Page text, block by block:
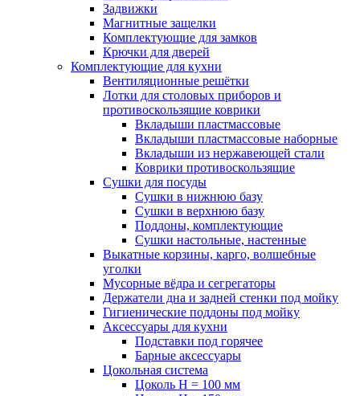
Задвижки
Магнитные защелки
Комплектующие для замков
Крючки для дверей
Комплектующие для кухни
Вентиляционные решётки
Лотки для столовых приборов и
противоскользящие коврики
Вкладыши пластмассовые
Вкладыши пластмассовые наборные
Вкладыши из нержавеющей стали
Коврики противоскользящие
Сушки для посуды
Сушки в нижнюю базу
Сушки в верхнюю базу
Поддоны, комплектующие
Сушки настольные, настенные
Выкатные корзины, карго, волшебные
уголки
Мусорные вёдра и сегрегаторы
Держатели дна и задней стенки под мойку
Гигиенические поддоны под мойку
Аксессуары для кухни
Подставки под горячее
Барные аксессуары
Цокольная система
Цоколь H = 100 мм